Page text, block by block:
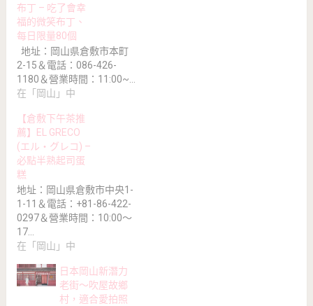
布丁 – 吃了會幸
福的微笑布丁、
每日限量80個
地址：岡山県倉敷市本町
2-15＆電話：086-426-
1180＆營業時間：11:00~…
在「岡山」中
【倉敷下午茶推
薦】EL GRECO
(エル・グレコ) –
必點半熟起司蛋
糕
地址：岡山県倉敷市中央1-
1-11＆電話：+81-86-422-
0297＆營業時間：10:00～
17…
在「岡山」中
日本岡山新潛力
老街～吹屋故鄉
村，適合愛拍照